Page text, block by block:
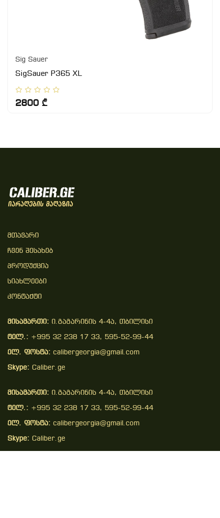
Sig Sauer
SigSauer P365 XL
2800 ₾
Მთავარი
Ჩვენ Შესახებ
Პროდუქცია
Სიახლეები
Კონტაქტი
მისამართი: ი.გაგარინის 4-4ა, თბილისი
ტელ.: +995 32 238 17 33, 595-52-99-44
ელ. ფოსტა: calibergeorgia@gmail.com
Skype: Caliber.ge
მისამართი: ი.გაგარინის 4-4ა, თბილისი
ტელ.: +995 32 238 17 33, 595-52-99-44
ელ. ფოსტა: calibergeorgia@gmail.com
Skype: Caliber.ge